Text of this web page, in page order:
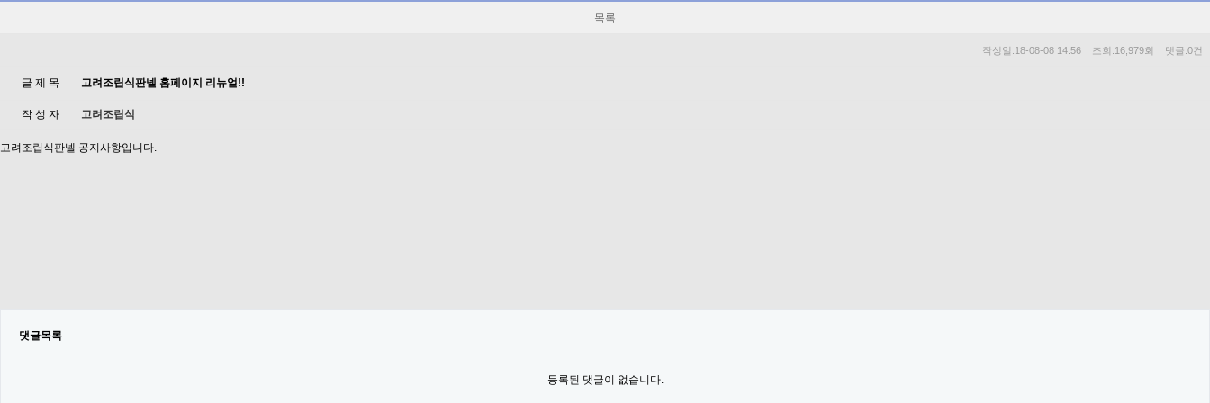
목록
작성일:18-08-08 14:56 조회:16,979회 댓글:0건
글 제 목 고려조립식판넬 홈페이지 리뉴얼!!
작 성 자 고려조립식
고려조립식판넬 공지사항입니다.
댓글목록
등록된 댓글이 없습니다.